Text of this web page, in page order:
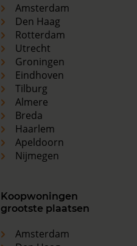
Amsterdam
Den Haag
Rotterdam
Utrecht
Groningen
Eindhoven
Tilburg
Almere
Breda
Haarlem
Apeldoorn
Nijmegen
Koopwoningen
grootste plaatsen
Amsterdam